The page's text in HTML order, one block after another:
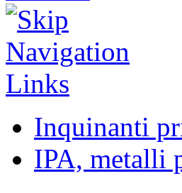
Inquinanti
IPA, metalli